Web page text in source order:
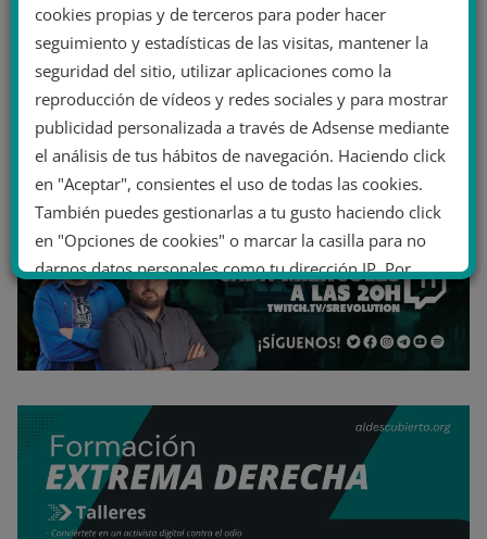
cookies propias y de terceros para poder hacer
seguimiento y estadísticas de las visitas, mantener la
seguridad del sitio, utilizar aplicaciones como la
reproducción de vídeos y redes sociales y para mostrar
publicidad personalizada a través de Adsense mediante
el análisis de tus hábitos de navegación. Haciendo click
en "Aceptar", consientes el uso de todas las cookies.
También puedes gestionarlas a tu gusto haciendo click
en "Opciones de cookies" o marcar la casilla para no
darnos datos personales como tu dirección IP. Por
último, puedes leer nuestra Política de cookies.
No dar mi información personal
Opciones de cookies Aceptar cookies
Rechazar cookies Política de cookies